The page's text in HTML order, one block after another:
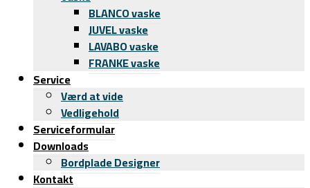
BLANCO vaske
JUVEL vaske
LAVABO vaske
FRANKE vaske
Service
Værd at vide
Vedligehold
Serviceformular
Downloads
Bordplade Designer
Kontakt